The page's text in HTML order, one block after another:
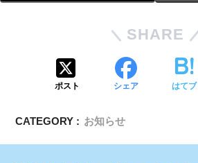
SHARE
ポスト シェア はてブ
CATEGORY : お知らせ